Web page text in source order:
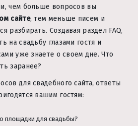
чем больше вопросов вы
сайте, тем меньше писем и
разбирать. Создавая раздел FAQ,
на свадьбу глазами гостя и
уже знаете о своем дне. Что
заранее?
для свадебного сайта, ответы
вашим гостям:
площадки для свадьбы?